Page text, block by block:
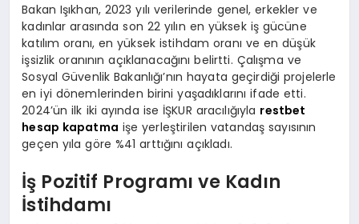
Bakan Işıkhan, 2023 yılı verilerinde genel, erkekler ve
kadınlar arasında son 22 yılın en yüksek iş gücüne
katılım oranı, en yüksek istihdam oranı ve en düşük
işsizlik oranının açıklanacağını belirtti. Çalışma ve
Sosyal Güvenlik Bakanlığı’nın hayata geçirdiği projelerle
en iyi dönemlerinden birini yaşadıklarını ifade etti.
2024’ün ilk iki ayında ise İŞKUR aracılığıyla restbet
hesap kapatma işe yerleştirilen vatandaş sayısının
geçen yıla göre %41 arttığını açıkladı.
İş Pozitif Programı ve Kadın
İstihdamı